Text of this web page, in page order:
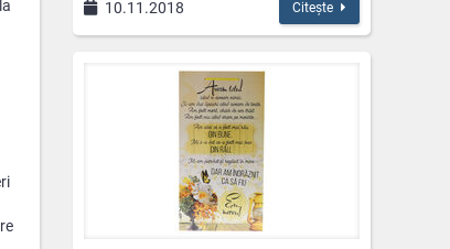
10.11.2018 Citește